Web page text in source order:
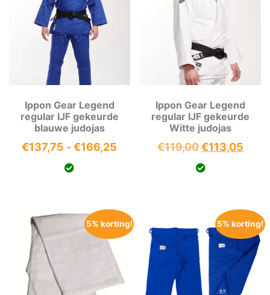
Ippon Gear Legend
regular IJF gekeurde
blauwe judojas
€137,75 - €166,25 Prijsklasse:
Ippon Gear Legend
regular IJF gekeurde
Witte judojas
€119,00
prijs
€113,05
5% korting! 5% korting!